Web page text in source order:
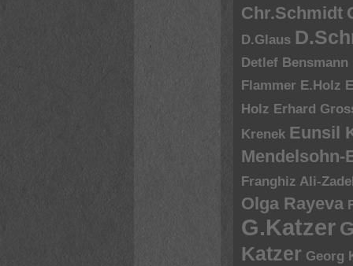
Chr.Schmidt
D.Glaus
Detlef Bensmann
Flammer E.Holz
Holz Erhard
Krenek Eunsil
Mendelsohn-
Franghiz Ali-
Olga Rayeva
G.Katzer
Katzer Georg